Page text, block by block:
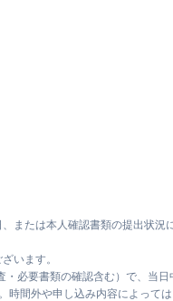
または本人確認書類の提出状況
います。
必要書類の確認含む）で、当
間外や申し込み内容によって